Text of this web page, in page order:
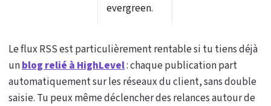
evergreen.
Le flux RSS est particulièrement rentable si tu tiens déjà
unblog relié à HighLevel: chaque publication part
automatiquement sur les réseaux du client, sans double
saisie. Tu peux même déclencher des relances autour de